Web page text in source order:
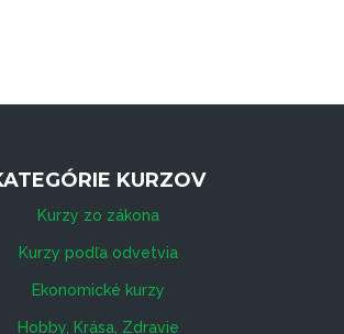
KURZOV
Kurzy zo zákona
Kurzy podľa odvetvia
Ekonomické kurzy
Hobby, Krása, Zdravie